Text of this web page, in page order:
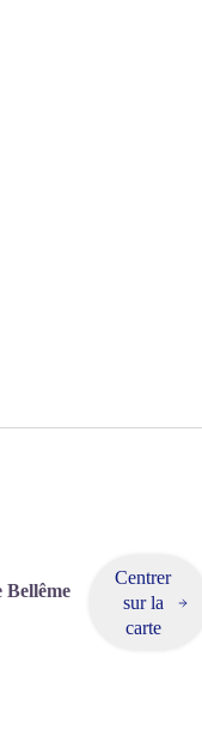
Bellême
Centrer
sur la
carte